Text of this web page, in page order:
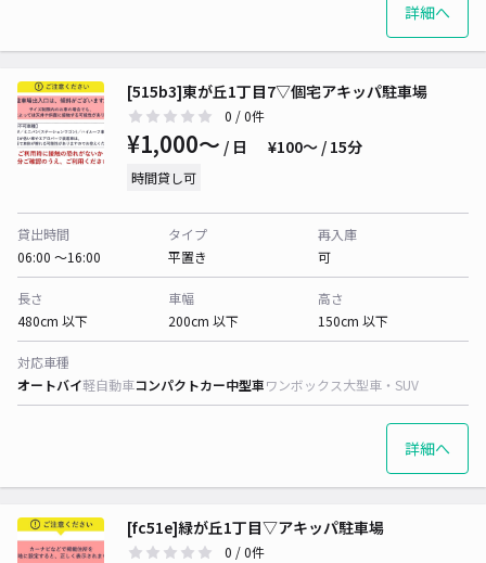
詳細へ
[515b3]東が丘1丁目7▽個宅アキッパ駐車場
0 / 0件
¥1,000〜 / 日 ¥100〜 / 15分
時間貸し可
貸出時間
06:00 〜16:00
タイプ
平置き
再入庫
可
長さ
480cm 以下
車幅
200cm 以下
高さ
150cm 以下
対応車種
オートバイ軽自動車コンパクトカー中型車ワンボックス大型車・SUV
詳細へ
[fc51e]緑が丘1丁目▽アキッパ駐車場
0 / 0件